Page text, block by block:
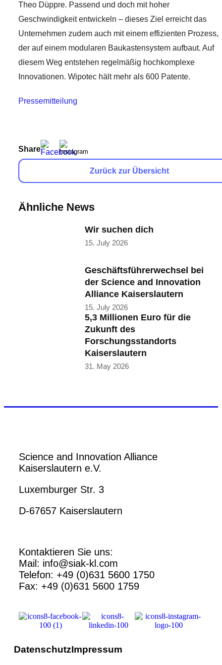
Theo Düppre. Passend und doch mit hoher
Geschwindigkeit entwickeln – dieses Ziel erreicht das
Unternehmen zudem auch mit einem effizienten Prozess,
der auf einem modularen Baukastensystem aufbaut. Auf
diesem Weg entstehen regelmäßig hochkomplexe
Innovationen. Wipotec hält mehr als 600 Patente.
Pressemitteilung
Share
Zurück zur Übersicht
Ähnliche News
Wir suchen dich
15. July 2026
Geschäftsführerwechsel bei
der Science and Innovation
Alliance Kaiserslautern
15. July 2026
5,3 Millionen Euro für die
Zukunft des
Forschungsstandorts
Kaiserslautern
31. May 2026
Science and Innovation Alliance
Kaiserslautern e.V.
Luxemburger Str. 3
D-67657 Kaiserslautern
Kontaktieren Sie uns:
Mail: info@siak-kl.com
Telefon: +49 (0)631 5600 1750
Fax: +49 (0)631 5600 1759
DatenschutzImpressum